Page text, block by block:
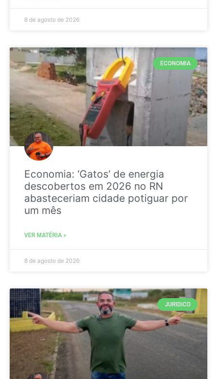
8 de agosto de 2026
ECONOMIA
Economia: ‘Gatos’ de energia
descobertos em 2026 no RN
abasteceriam cidade potiguar por
um mês
VER MATÉRIA »
8 de agosto de 2026
JURIDICO